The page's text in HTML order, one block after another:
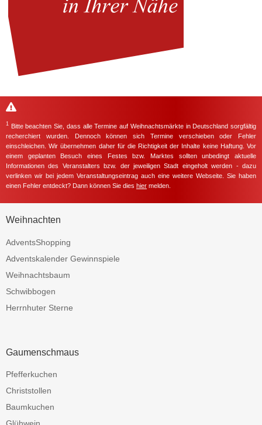
1 Bitte beachten Sie, dass alle Termine auf Weihnachtsmärkte in Deutschland sorgfältig
recherchiert wurden. Dennoch können sich Termine verschieben oder Fehler
einschleichen. Wir übernehmen daher für die Richtigkeit der Inhalte keine Haftung. Vor
einem geplanten Besuch eines Festes bzw. Marktes sollten unbedingt aktuelle
Informationen des Veranstalters bzw. der jeweiligen Stadt eingeholt werden - dazu
verlinken wir bei jedem Veranstaltungseintrag auch eine weitere Webseite. Sie haben
einen Fehler entdeckt? Dann können Sie dies hier melden.
Weihnachten
AdventsShopping
Adventskalender Gewinnspiele
Weihnachtsbaum
Schwibbogen
Herrnhuter Sterne
Gaumenschmaus
Pfefferkuchen
Christstollen
Baumkuchen